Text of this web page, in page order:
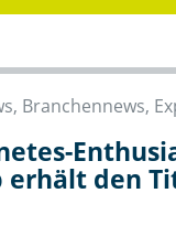
Digitales
IT-
Start-Up
, Branchennews,
den